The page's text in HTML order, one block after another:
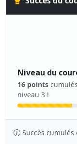
Niveau du
16 points
niveau 3 !
Succès